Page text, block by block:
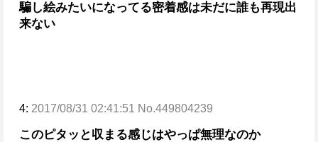
騙し絵みたいになってる密着感は未だに誰も再現出
来ない
4: 2017/08/31 02:41:51 No.449804239
このピタッと収まる感じはやっぱ無理なのか